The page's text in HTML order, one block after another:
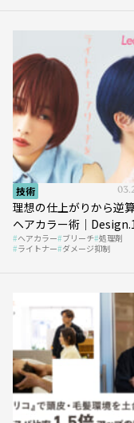
技術
理想の仕上がりから逆
ヘアカラー術｜
ヘアカラー ブリーチ 処理剤
ライトナー ダメージ抑制